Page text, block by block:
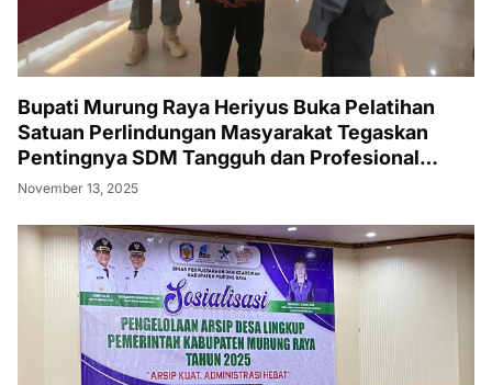
Bupati Murung Raya Heriyus Buka Pelatihan
Satuan Perlindungan Masyarakat Tegaskan
Pentingnya SDM Tangguh dan Profesional
Hadapi Tantangan Keamanan Daerah
November 13, 2025